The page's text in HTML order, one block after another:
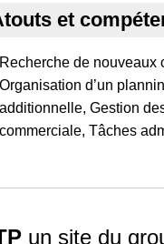
et
Recherche de nouveaux
Organisation d’un
additionnelle, Gestion
commerciale, Tâches
un site du